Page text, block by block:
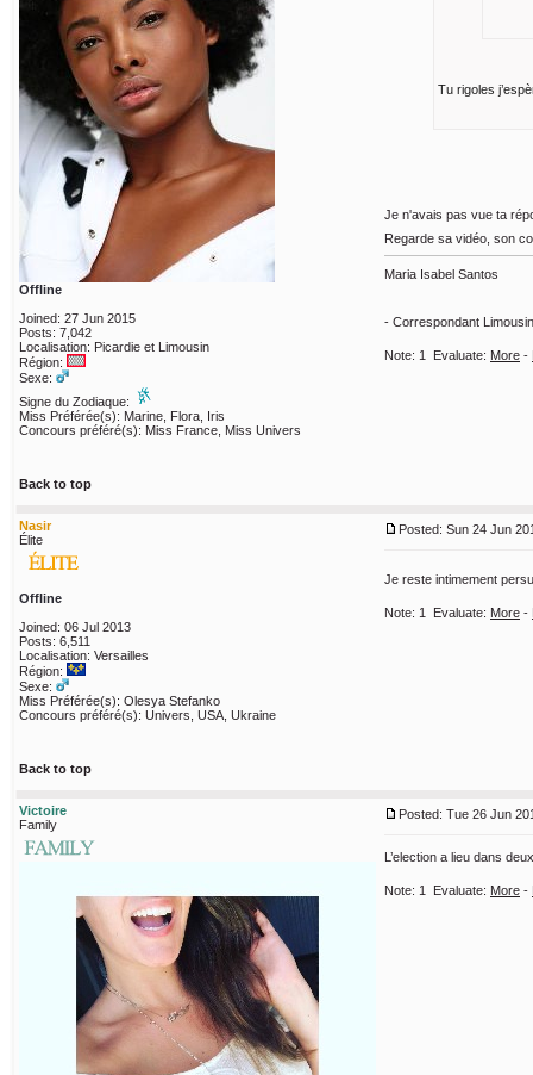
Offline
Joined: 27 Jun 2015
Posts: 7,042
Localisation: Picardie et Limousin
Région:
Sexe:
Signe du Zodiaque:
Miss Préférée(s): Marine, Flora, Iris
Concours préféré(s): Miss France, Miss Univers
Tu rigoles
Je n'avais pas vue ta
Regarde sa vidéo, son
Maria Isabel Santos
- Correspondant
Note: 1 Evaluate: More -
Back to top
Nasir
Élite
Offline
Joined: 06 Jul 2013
Posts: 6,511
Localisation: Versailles
Région:
Sexe:
Miss Préférée(s): Olesya Stefanko
Concours préféré(s): Univers, USA, Ukraine
Posted: Sun 24 Jun
Je reste intimement
Note: 1 Evaluate: More -
Back to top
Victoire
Family
Posted: Tue 26 Jun
L’election a lieu dans
Note: 1 Evaluate: More -